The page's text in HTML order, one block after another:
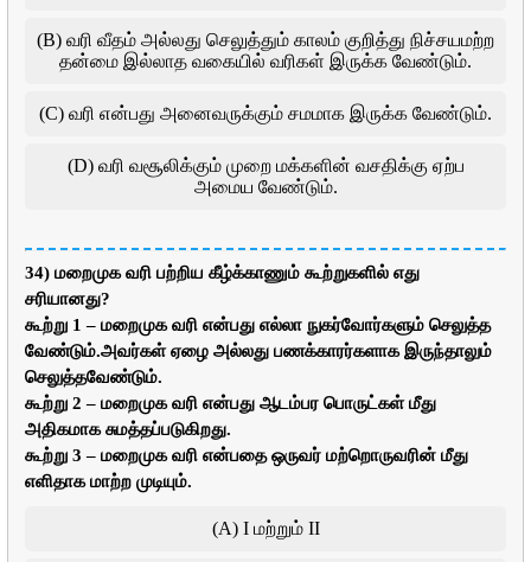
(B) வரி வீதம் அல்லது செலுத்தும் காலம் குறித்து நிச்சயமற்ற
தன்மை இல்லாத வகையில் வரிகள் இருக்க வேண்டும்.
(C) வரி என்பது அனைவருக்கும் சமமாக இருக்க வேண்டும்.
(D) வரி வசூலிக்கும் முறை மக்களின் வசதிக்கு ஏற்ப
அமைய வேண்டும்.
34) மறைமுக வரி பற்றிய கீழ்க்காணும் கூற்றுகளில் எது
சரியானது?
கூற்று 1 – மறைமுக வரி என்பது எல்லா நுகர்வோர்களும் செலுத்த
வேண்டும்.அவர்கள் ஏழை அல்லது பணக்காரர்களாக இருந்தாலும்
செலுத்தவேண்டும்.
கூற்று 2 – மறைமுக வரி என்பது ஆடம்பர பொருட்கள் மீது
அதிகமாக சுமத்தப்படுகிறது.
கூற்று 3 – மறைமுக வரி என்பதை ஒருவர் மற்றொருவரின் மீது
எளிதாக மாற்ற முடியும்.
(A) I மற்றும் II